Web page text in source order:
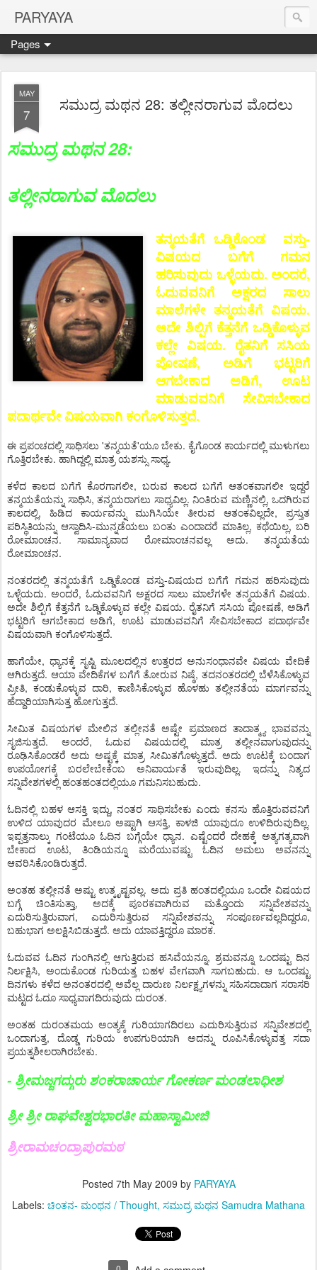
PARYAYA
Pages
MAY
7
ಸಮುದ್ರ ಮಥನ 28: ತಲ್ಲೀನರಾಗುವ ಮೊದಲು
ಸಮುದ್ರ ಮಥನ 28:
ತಲ್ಲೀನರಾಗುವ ಮೊದಲು
ತನ್ಮಯತೆಗೆ ಒಡ್ಡಿಕೊಂಡ ವಸ್ತು-
ವಿಷಯದ ಬಗೆಗೆ ಗಮನ
ಹರಿಸುವುದು ಒಳ್ಳೆಯದು. ಅಂದರೆ,
ಓದುವವನಿಗೆ ಅಕ್ಷರದ ಸಾಲು
ಮಾಲೆಗಳೇ ತನ್ಮಯತೆಗೆ ವಿಷಯ.
ಅದೇ ಶಿಲ್ಪಿಗೆ ಕೆತ್ತನೆಗೆ ಒಡ್ಡಿಕೊಳ್ಳುವ
ಕಲ್ಲೇ ವಿಷಯ. ರೈತನಿಗೆ ಸಸಿಯ
ಪೋಷಣೆ, ಅಡಿಗೆ ಭಟ್ಟರಿಗೆ
ಆಗಬೇಕಾದ ಅಡಿಗೆ, ಊಟ
ಮಾಡುವವನಿಗೆ ಸೇವಿಸಬೇಕಾದ
ಪದಾರ್ಥವೇ ವಿಷಯವಾಗಿ ಕಂಗೊಳಿಸುತ್ತದೆ.
ಈ ಪ್ರಪಂಚದಲ್ಲಿ ಸಾಧಿಸಲು 'ತನ್ಮಯತೆ'ಯೂ ಬೇಕು. ಕೈಗೊಂಡ ಕಾರ್ಯದಲ್ಲಿ ಮುಳುಗಲು
ಗೊತ್ತಿರಬೇಕು. ಹಾಗಿದ್ದಲ್ಲಿ ಮಾತ್ರ ಯಶಸ್ಸು ಸಾಧ್ಯ.
ಕಳೆದ ಕಾಲದ ಬಗೆಗೆ ಕೊರಗಾಗಲೀ, ಬರುವ ಕಾಲದ ಬಗೆಗೆ ಆತಂಕವಾಗಲೀ ಇದ್ದರೆ
ತನ್ಮಯತೆಯನ್ನು ಸಾಧಿಸಿ, ತನ್ಮಯರಾಗಲು ಸಾಧ್ಯವಿಲ್ಲ. ನಿಂತಿರುವ ಮಣ್ಣಿನಲ್ಲಿ, ಒದಗಿರುವ
ಕಾಲದಲ್ಲಿ, ಹಿಡಿದ ಕಾರ್ಯವನ್ನು ಮುಗಿಸಿಯೇ ತೀರುವ ಆತಂಕವಿಲ್ಲದೇ, ಪ್ರಸ್ತುತ
ಪರಿಸ್ಥಿತಿಯನ್ನು ಆಸ್ವಾದಿಸಿ-ಮುನ್ನಡೆಯಲು ಬಂತು ಎಂದಾದರೆ ಮಾತಿಲ್ಲ, ಕಥೆಯಿಲ್ಲ, ಬರಿ
ರೋಮಾಂಚನ. ಸಾಮಾನ್ಯವಾದ ರೋಮಾಂಚನವಲ್ಲ ಅದು. ತನ್ಮಯತೆಯ
ರೋಮಾಂಚನ.
ನಂತರದಲ್ಲಿ ತನ್ಮಯತೆಗೆ ಒಡ್ಡಿಕೊಂಡ ವಸ್ತು-ವಿಷಯದ ಬಗೆಗೆ ಗಮನ ಹರಿಸುವುದು
ಒಳ್ಳೆಯದು. ಅಂದರೆ, ಓದುವವನಿಗೆ ಅಕ್ಷರದ ಸಾಲು ಮಾಲೆಗಳೇ ತನ್ಮಯತೆಗೆ ವಿಷಯ.
ಅದೇ ಶಿಲ್ಪಿಗೆ ಕೆತ್ತನೆಗೆ ಒಡ್ಡಿಕೊಳ್ಳುವ ಕಲ್ಲೇ ವಿಷಯ. ರೈತನಿಗೆ ಸಸಿಯ ಪೋಷಣೆ, ಅಡಿಗೆ
ಭಟ್ಟರಿಗೆ ಆಗಬೇಕಾದ ಅಡಿಗೆ, ಊಟ ಮಾಡುವವನಿಗೆ ಸೇವಿಸಬೇಕಾದ ಪದಾರ್ಥವೇ
ವಿಷಯವಾಗಿ ಕಂಗೊಳಿಸುತ್ತದೆ.
ಹಾಗೆಯೇ, ಧ್ಯಾನಕ್ಕೆ ಸೃಷ್ಟಿ ಮೂಲದಲ್ಲಿನ ಉತ್ತರದ ಅನುಸಂಧಾನವೇ ವಿಷಯ ವೇದಿಕೆ
ಆಗಿರುತ್ತದೆ. ಆಯಾ ವೇದಿಕೆಗಳ ಬಗೆಗೆ ತೋರುವ ನಿಷ್ಠೆ, ತದನಂತರದಲ್ಲಿ ಬೆಳೆಸಿಕೊಳ್ಳುವ
ಪ್ರೀತಿ, ಕಂಡುಕೊಳ್ಳುವ ದಾರಿ, ಕಾಣಿಸಿಕೊಳ್ಳುವ ಹೊಳಹು ತಲ್ಲೀನತೆಯ ಮಾರ್ಗವನ್ನು
ಹೆದ್ದಾರಿಯಾಗಿಸುತ್ತ ಹೋಗುತ್ತದೆ.
ಸೀಮಿತ ವಿಷಯಗಳ ಮೇಲಿನ ತಲ್ಲೀನತೆ ಅಷ್ಟೇ ಪ್ರಮಾಣದ ತಾದಾತ್ಮ್ಯ ಭಾವವನ್ನು
ಸೃಜಿಸುತ್ತದೆ. ಅಂದರೆ, ಓದುವ ವಿಷಯದಲ್ಲಿ ಮಾತ್ರ ತಲ್ಲೀನವಾಗುವುದನ್ನು
ರೂಢಿಸಿಕೊಂಡರೆ ಅದು ಅಷ್ಟಕ್ಕೆ ಮಾತ್ರ ಸೀಮಿತಗೊಳ್ಳುತ್ತದೆ. ಅದು ಊಟಕ್ಕೆ ಬಂದಾಗ
ಉಪಯೋಗಕ್ಕೆ ಬರಲೇಬೇಕೆಂಬ ಅನಿವಾರ್ಯತೆ ಇರುವುದಿಲ್ಲ. ಇದನ್ನು ನಿತ್ಯದ
ಸನ್ನಿವೇಶಗಳಲ್ಲಿ ಹಂತಹಂತದಲ್ಲಿಯೂ ಗಮನಿಸಬಹುದು.
ಓದಿನಲ್ಲಿ ಬಹಳ ಆಸಕ್ತಿ ಇದ್ದು, ನಂತರ ಸಾಧಿಸಬೇಕು ಎಂದು ಕನಸು ಹೊತ್ತಿರುವವನಿಗೆ
ಉಳಿದ ಯಾವುದರ ಮೇಲೂ ಅಷ್ಟಾಗಿ ಆಸಕ್ತಿ, ಕಾಳಜಿ ಯಾವುದೂ ಉಳಿದಿರುವುದಿಲ್ಲ.
ಇಪ್ಪತ್ತನಾಲ್ಕು ಗಂಟೆಯೂ ಓದಿನ ಬಗ್ಗೆಯೇ ಧ್ಯಾನ. ಎಷ್ಟೆಂದರೆ ದೇಹಕ್ಕೆ ಅತ್ಯಗತ್ಯವಾಗಿ
ಬೇಕಾದ ಊಟ, ತಿಂಡಿಯನ್ನೂ ಮರೆಯುವಷ್ಟು ಓದಿನ ಅಮಲು ಅವನನ್ನು
ಆವರಿಸಿಕೊಂಡಿರುತ್ತದೆ.
ಅಂತಹ ತಲ್ಲೀನತೆ ಅಷ್ಟು ಉತ್ಕೃಷ್ಟವಲ್ಲ. ಅದು ಪ್ರತಿ ಹಂತದಲ್ಲಿಯೂ ಒಂದೇ ವಿಷಯದ
ಬಗ್ಗೆ ಚಿಂತಿಸುತ್ತಾ, ಅದಕ್ಕೆ ಪೂರಕವಾಗಿರುವ ಮತ್ತೊಂದು ಸನ್ನಿವೇಶವನ್ನು
ಎದುರಿಸುತ್ತಿರುವಾಗ, ಎದುರಿಸುತ್ತಿರುವ ಸನ್ನಿವೇಶವನ್ನು ಸಂಪೂರ್ಣವಲ್ಲದಿದ್ದರೂ,
ಬಹುಭಾಗ ಅಲಕ್ಷಿಸಿಬಿಡುತ್ತದೆ. ಅದು ಯಾವತ್ತಿದ್ದರೂ ಮಾರಕ.
ಓದುವವ ಓದಿನ ಗುಂಗಿನಲ್ಲಿ ಆಗುತ್ತಿರುವ ಹಸಿವೆಯನ್ನೂ, ಶ್ರಮವನ್ನೂ ಒಂದಷ್ಟು ದಿನ
ನಿರ್ಲಕ್ಷಿಸಿ, ಅಂದುಕೊಂಡ ಗುರಿಯತ್ತ ಬಹಳ ವೇಗವಾಗಿ ಸಾಗಬಹುದು. ಆ ಒಂದಷ್ಟು
ದಿನಗಳು ಕಳೆದ ಅನಂತರದಲ್ಲಿ ಅವೆಲ್ಲ ದಾರುಣ ನಿರ್ಲಕ್ಷ್ಯಗಳನ್ನು ಸಹಿಸದಾದಾಗ ಸರಾಸರಿ
ಮಟ್ಟದ ಓದೂ ಸಾಧ್ಯವಾಗದಿರುವುದು ದುರಂತ.
ಅಂತಹ ದುರಂತಮಯ ಅಂತ್ಯಕ್ಕೆ ಗುರಿಯಾಗದಿರಲು ಎದುರಿಸುತ್ತಿರುವ ಸನ್ನಿವೇಶದಲ್ಲಿ
ಒಂದಾಗುತ್ತ, ದೊಡ್ಡ ಗುರಿಯ ಉಪಗುರಿಯಾಗಿ ಅದನ್ನು ರೂಪಿಸಿಕೊಳ್ಳುವತ್ತ ಸದಾ
ಪ್ರಯತ್ನಶೀಲರಾಗಿರಬೇಕು.
- ಶ್ರೀಮಜ್ಜಗದ್ಗುರು ಶಂಕರಾಚಾರ್ಯ ಗೋಕರ್ಣ ಮಂಡಲಾಧೀಶ
ಶ್ರೀ ಶ್ರೀ ರಾಘವೇಶ್ವರಭಾರತೀ ಮಹಾಸ್ವಾಮೀಜಿ
ಶ್ರೀರಾಮಚಂದ್ರಾಪುರಮಠ
Posted 7th May 2009 by PARYAYA
Labels: ಚಿಂತನ- ಮಂಥನ / Thought ಸಮುದ್ರ ಮಥನ Samudra Mathana